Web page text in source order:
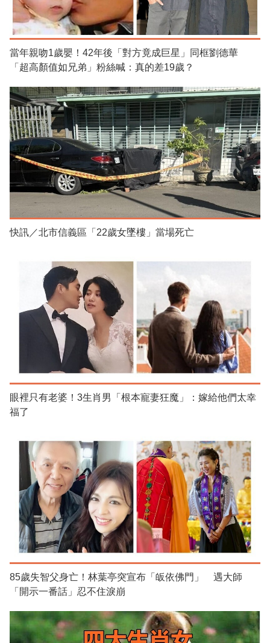
當年親吻1歲嬰！42年後「對方竟成巨星」同框劉德華
「超高顏值如兄弟」粉絲喊：真的差19歲？
快訊／北市信義區「22歲女墜樓」當場死亡
眼裡只有老婆！3生肖男「根本寵妻狂魔」：嫁給他們太幸
福了
85歲失智父身亡！林葉亭突宣布「皈依佛門」 遇大師
「開示一番話」忍不住淚崩